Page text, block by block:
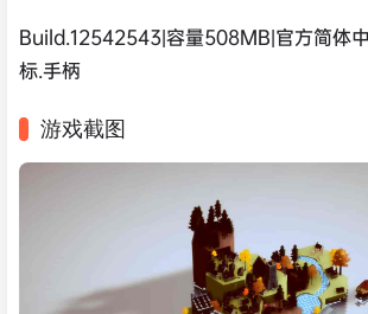
Build.12542543|容量508MB|官方简体
标.手柄
游戏截图